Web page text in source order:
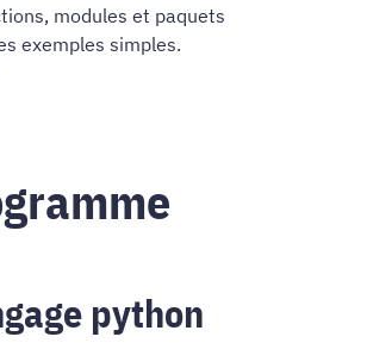
modules et paquets
exemples simples.
python